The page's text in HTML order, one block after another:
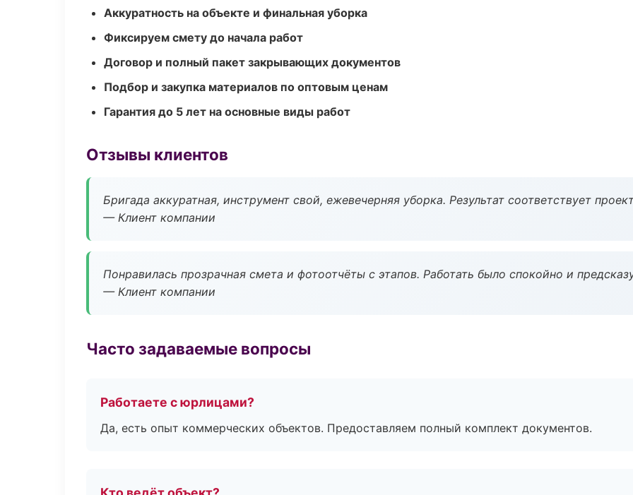
Аккуратность на объекте и финальная уборка
Фиксируем смету до начала работ
Договор и полный пакет закрывающих документов
Подбор и закупка материалов по оптовым ценам
Гарантия до 5 лет на основные виды работ
Отзывы клиентов
Бригада аккуратная, инструмент свой, ежевечерняя уборка. Результат соответствует
— Клиент компании
Понравилась прозрачная смета и фотоотчёты с этапов. Работать было спокойно и
— Клиент компании
Часто задаваемые вопросы
Работаете с юрлицами?
Да, есть опыт коммерческих объектов. Предоставляем полный комплект документов.